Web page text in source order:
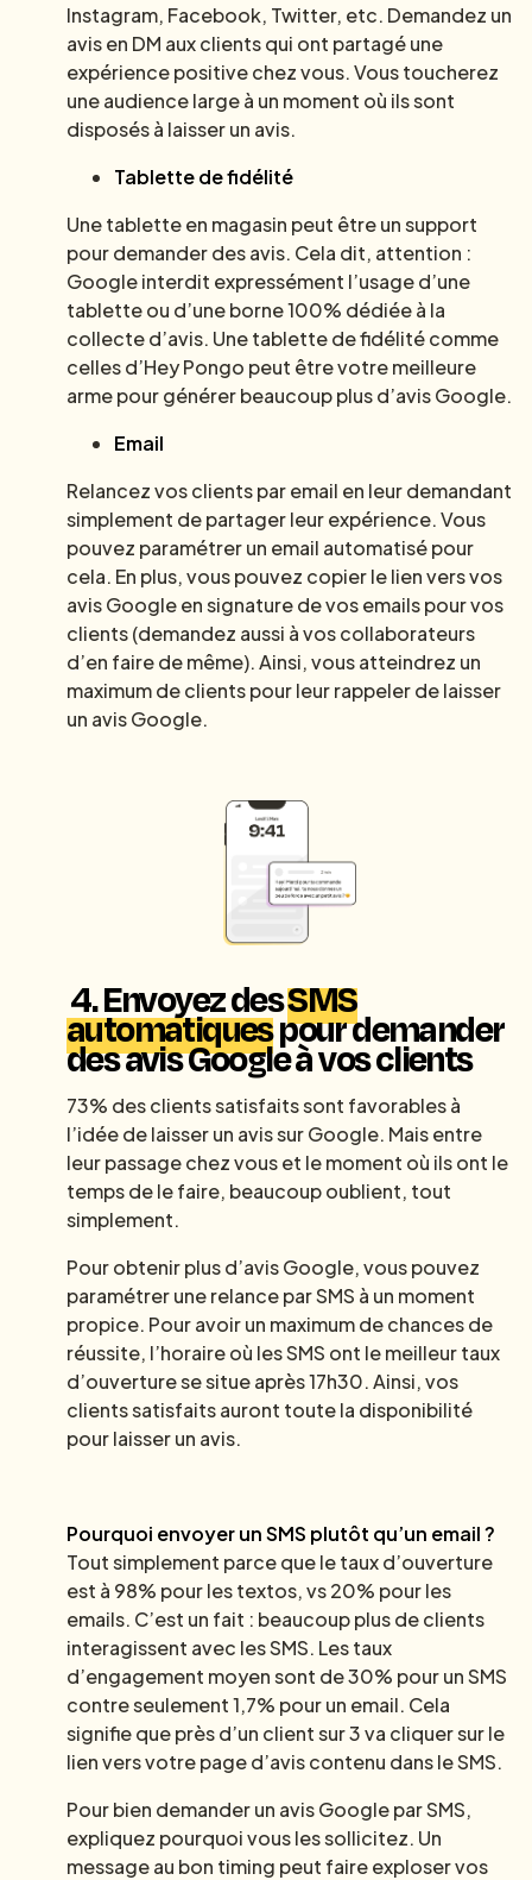
Instagram, Facebook, Twitter, etc. Demandez un
avis en DM aux clients qui ont partagé une
expérience positive chez vous. Vous toucherez
une audience large à un moment où ils sont
disposés à laisser un avis.
Tablette de fidélité
Une tablette en magasin peut être un support
pour demander des avis. Cela dit, attention :
Google interdit expressément l’usage d’une
tablette ou d’une borne 100% dédiée à la
collecte d’avis. Une tablette de fidélité comme
celles d’Hey Pongo peut être votre meilleure
arme pour générer beaucoup plus d’avis Google.
Email
Relancez vos clients par email en leur demandant
simplement de partager leur expérience. Vous
pouvez paramétrer un email automatisé pour
cela. En plus, vous pouvez copier le lien vers vos
avis Google en signature de vos emails pour vos
clients (demandez aussi à vos collaborateurs
d’en faire de même). Ainsi, vous atteindrez un
maximum de clients pour leur rappeler de laisser
un avis Google.
4.Envoyez desSMS
automatiquespour demander
des avis Google à vos clients
73% des clients satisfaits sont favorables à
l’idée de laisser un avis sur Google. Mais entre
leur passage chez vous et le moment où ils ont le
temps de le faire, beaucoup oublient, tout
simplement.
Pour obtenir plus d’avis Google, vous pouvez
paramétrer une relance par SMS à un moment
propice. Pour avoir un maximum de chances de
réussite, l’horaire où les SMS ont le meilleur taux
d’ouverture se situe après 17h30. Ainsi, vos
clients satisfaits auront toute la disponibilité
pour laisser un avis.
Pourquoi envoyer un SMS plutôt qu’un email ?
Tout simplement parce que le taux d’ouverture
est à 98% pour les textos, vs 20% pour les
emails. C’est un fait : beaucoup plus de clients
interagissent avec les SMS. Les taux
d’engagement moyen sont de 30% pour un SMS
contre seulement 1,7% pour un email. Cela
signifie que près d’un client sur 3 va cliquer sur le
lien vers votre page d’avis contenu dans le SMS.
Pour bien demander un avis Google par SMS,
expliquez pourquoi vous les sollicitez. Un
message au bon timing peut faire exploser vos